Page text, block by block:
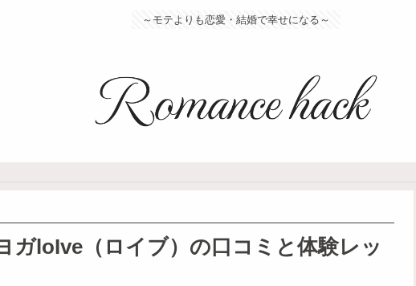
～モテよりも恋愛・結婚で幸せになる～
ガloIve（ロイブ）の口コミと体験レッ